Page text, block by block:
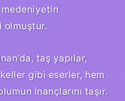
olmuştur.
taş yapılar,
gibi eserler, hem
inançlarını taşır.